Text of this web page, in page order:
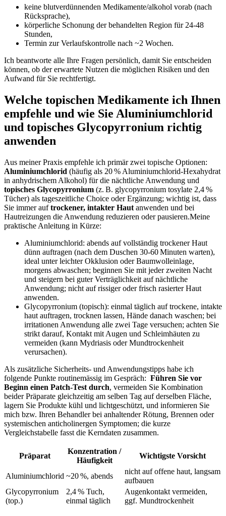
keine blutverdünnenden Medikamente/alkohol vorab (nach​
Rücksprache),
körperliche Schonung der ‌behandelten ⁤Region ⁤für ‍24-48
Stunden,
Termin ‍zur Verlaufskontrolle ⁢nach ‍~2 Wochen.
Ich beantworte​ alle Ihre Fragen⁣ persönlich, damit Sie entscheiden
können, ob der ⁢erwartete Nutzen die möglichen⁢ Risiken und den
Aufwand für Sie rechtfertigt.
Welche topischen Medikamente ich Ihnen
empfehle und wie‍ Sie Aluminiumchlorid
und topisches Glycopyrronium richtig
anwenden
Aus meiner Praxis empfehle ich primär zwei topische Optionen:
Aluminiumchlorid (häufig als 20 %⁤ Aluminiumchlorid‑Hexahydrat
in‌ anhydrischem Alkohol) für ​die ​nächtliche Anwendung und‌
topisches Glycopyrronium (z. B. glycopyrronium tosylate 2,4 %
⁢Tücher) ​als tageszeitliche ‍Choice oder ‍Ergänzung; wichtig ist, dass
Sie ‌immer auftrockener, intakter Haut anwenden und bei
⁣Hautreizungen ​die Anwendung reduzieren oder ⁣pausieren.Meine
praktische Anleitung⁢ in ⁤Kürze:
Aluminiumchlorid:⁢ abends ⁢auf ⁣vollständig‍ trockener Haut
dünn⁤ auftragen (nach dem Duschen 30-60 Minuten warten),
ideal unter leichter Okklusion oder ⁤Baumwolleinlage,
morgens abwaschen; ⁣beginnen Sie​ mit jeder zweiten Nacht
und steigern bei guter Verträglichkeit auf nächtliche
Anwendung;⁢ nicht auf⁢ rissiger oder frisch rasierter Haut ​
anwenden.
Glycopyrronium (topisch):​ einmal​ täglich auf trockene,⁤ intakte
haut auftragen, trocknen lassen, Hände danach waschen; bei
irritationen Anwendung alle zwei Tage versuchen; achten ​Sie ​
strikt‌ darauf, Kontakt mit⁣ Augen und Schleimhäuten zu
vermeiden (kann ⁣Mydriasis ‌oder ⁤Mundtrockenheit
‌verursachen).
Als zusätzliche⁢ Sicherheits- und Anwendungstipps habe ⁤ich
folgende‍ Punkte routinemässig im Gespräch: ‍ Führen Sie⁣ vor
Beginn einen ⁤Patch‑Test durch, vermeiden Sie Kombination
beider Präparate gleichzeitig am selben‌ Tag auf derselben ​Fläche,
lagern Sie Produkte kühl und‍ lichtgeschützt, und informieren ​Sie
mich ‍bzw. Ihren⁣ Behandler⁤ bei anhaltender Rötung, ⁣Brennen oder
systemischen anticholinergen Symptomen; die kurze
Vergleichstabelle fasst ⁣die ‌Kerndaten⁢ zusammen.
Präparat
Konzentration /‍
Häufigkeit
Wichtigste Vorsicht
Aluminiumchlorid ~20 %, abends
nicht auf offene haut, langsam
aufbauen
Glycopyrronium
(top.)
2,4 % Tuch,
einmal‌ täglich
Augenkontakt vermeiden,
ggf. Mundtrockenheit